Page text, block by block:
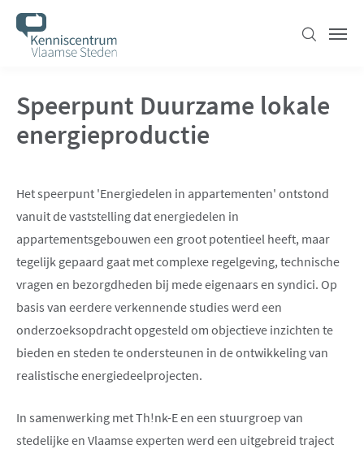
Overslaan
inhoud
Zoeken
Speerpunt Duurzame lokale
energieproductie
Het speerpunt 'Energiedelen in appartementen' ontstond
vanuit de vaststelling dat energiedelen in
appartementsgebouwen een groot potentieel heeft, maar
tegelijk gepaard gaat met complexe regelgeving, technische
vragen en bezorgdheden bij mede eigenaars en syndici. Op
basis van eerdere verkennende studies werd een
onderzoeksopdracht opgesteld om objectieve inzichten te
bieden en steden te ondersteunen in de ontwikkeling van
realistische energiedeelprojecten.
In samenwerking met Th!nk-E en een stuurgroep van
stedelijke en Vlaamse experten werd een uitgebreid traject